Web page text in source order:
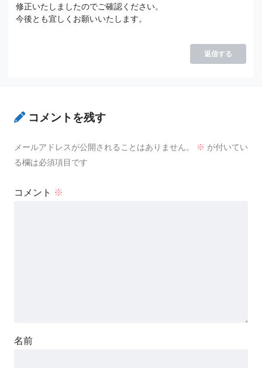
修正いたしましたのでご確認ください。
今後とも宜しくお願いいたします。
返信する
コメントを残す
メールアドレスが公開されることはありません。 ※ が付いてい
る欄は必須項目です
コメント ※
名前